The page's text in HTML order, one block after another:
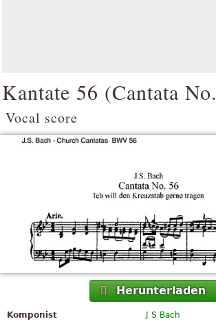
Kantate 56 (Cantata
Vocal score
Herunterladen
Komponist
J S Bach